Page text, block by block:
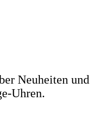
Neuheiten und
Uhren.